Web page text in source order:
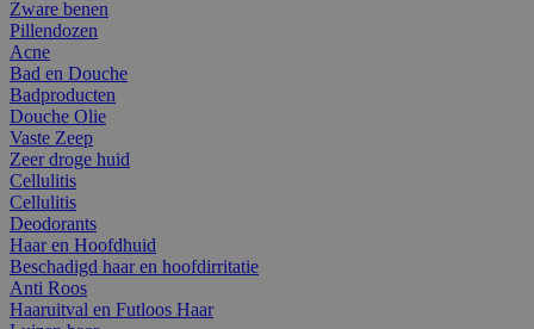
Zware benen
Pillendozen
Acne
Bad en Douche
Badproducten
Douche Olie
Vaste Zeep
Zeer droge huid
Cellulitis
Cellulitis
Deodorants
Haar en Hoofdhuid
Beschadigd haar en hoofdirritatie
Anti Roos
Haaruitval en Futloos Haar